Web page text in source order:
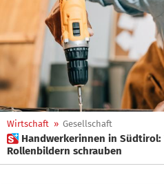
Wirtschaft » Gesellschaft
 Handwerkerinnen in Südtirol: Wenn Frauen an
Rollenbildern schrauben